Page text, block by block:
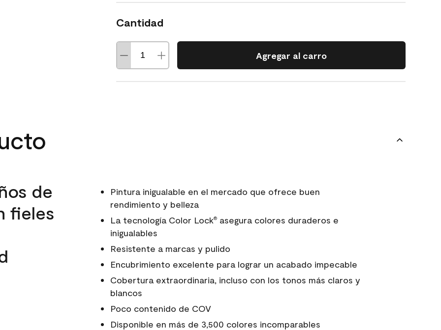
Cantidad
Agregar al carro
de
fieles
Pintura inigualable en el mercado que ofrece buen
rendimiento y belleza
La tecnología Color Lock®asegura colores duraderos e
inigualables
Resistente a marcas y pulido
Encubrimiento excelente para lograr un acabado impecable
Cobertura extraordinaria, incluso con los tonos más claros y
blancos
Poco contenido de COV
Disponible en más de 3,500 colores incomparables